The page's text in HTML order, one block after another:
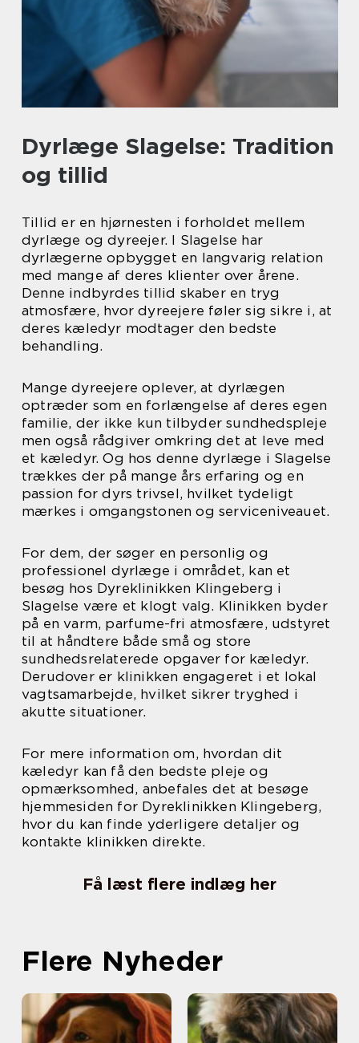
Dyrlæge Slagelse: Tradition
og tillid
Tillid er en hjørnesten i forholdet mellem
dyrlæge og dyreejer. I Slagelse har
dyrlægerne opbygget en langvarig relation
med mange af deres klienter over årene.
Denne indbyrdes tillid skaber en tryg
atmosfære, hvor dyreejere føler sig sikre i, at
deres kæledyr modtager den bedste
behandling.
Mange dyreejere oplever, at dyrlægen
optræder som en forlængelse af deres egen
familie, der ikke kun tilbyder sundhedspleje
men også rådgiver omkring det at leve med
et kæledyr. Og hos denne dyrlæge i Slagelse
trækkes der på mange års erfaring og en
passion for dyrs trivsel, hvilket tydeligt
mærkes i omgangstonen og serviceniveauet.
For dem, der søger en personlig og
professionel dyrlæge i området, kan et
besøg hos Dyreklinikken Klingeberg i
Slagelse være et klogt valg. Klinikken byder
på en varm, parfume-fri atmosfære, udstyret
til at håndtere både små og store
sundhedsrelaterede opgaver for kæledyr.
Derudover er klinikken engageret i et lokal
vagtsamarbejde, hvilket sikrer tryghed i
akutte situationer.
For mere information om, hvordan dit
kæledyr kan få den bedste pleje og
opmærksomhed, anbefales det at besøge
hjemmesiden for Dyreklinikken Klingeberg,
hvor du kan finde yderligere detaljer og
kontakte klinikken direkte.
Få læst flere indlæg her
Flere Nyheder